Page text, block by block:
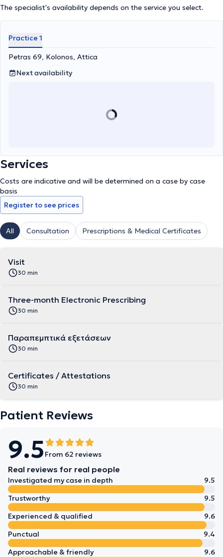
The specialist's availability depends on the service you select.
Practice 1
Petras 69, Kolonos, Attica
Next availability
Services
Costs are indicative and will be determined on a case by case
basis
Register to see prices
All Consultation Prescriptions & Medical Certificates
Visit
30 min
Three-month Electronic Prescribing
30 min
Παραπεμπτικά εξετάσεων
30 min
Certificates / Attestations
30 min
Patient Reviews
9.5 From 62 reviews
Real reviews for real people
Investigated my case in depth
9.5
Trustworthy
9.5
Experienced & qualified
9.6
Punctual
9.4
Approachable & friendly
9.6